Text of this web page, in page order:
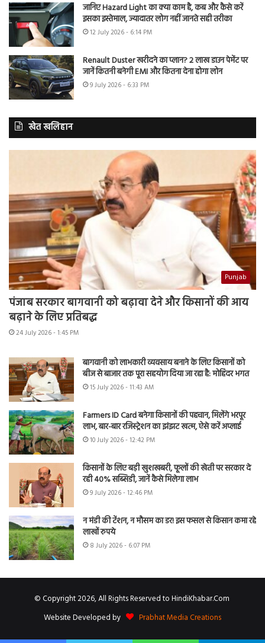
जानिए Hazard Light का क्या काम है, कब और कैसे करें
इसका इस्तेमाल, ज्यादातर लोग नहीं जानते सही तरीका
12 July 2026 - 6:14 PM
Renault Duster खरीदने का प्लान? 2 लाख डाउन पेमेंट पर
जानें कितनी बनेगी EMI और कितना देना होगा लोन
9 July 2026 - 6:33 PM
खेत खलिहान
Punjab
पंजाब सरकार बागवानी को बढ़ावा देने और किसानों की आय
बढ़ाने के लिए प्रतिबद्ध
24 July 2026 - 1:45 PM
बागवानी को लाभकारी व्यवसाय बनाने के लिए किसानों को
बीज से बाजार तक पूरा सहयोग दिया जा रहा है: मोहिंदर भगत
15 July 2026 - 11:43 AM
Farmers ID Card बनेगा किसानों की पहचान, मिलेंगे भरपूर
लाभ, बार-बार रजिस्ट्रेशन का झंझट खत्म, ऐसे करें अप्लाई
10 July 2026 - 12:42 PM
किसानों के लिए बड़ी खुशखबरी, फूलों की खेती पर सरकार दे
रही 40% सब्सिडी, जानें कैसे मिलेगा लाभ
9 July 2026 - 12:46 PM
न मंडी की टेंशन, न मौसम का डर! इस फसल से किसान कमा रहे
लाखों रुपये
8 July 2026 - 6:07 PM
© Copyright 2026, All Rights Reserved to HindiKhabar.Com
Website Developed by
Prabhat Media Creations